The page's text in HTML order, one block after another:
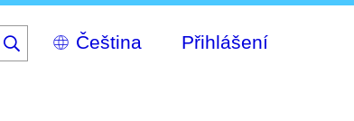
Select
your
Přihlášení